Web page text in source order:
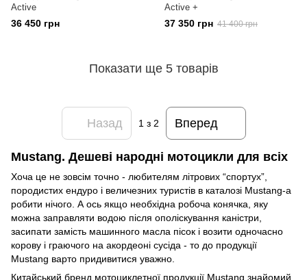
Active
36 450 грн
Active +
37 350 грн 41 400 грн
Показати ще 5 товарів
Назад 1 з 2 Вперед
Mustang. Дешеві народні мотоцикли для всіх
Хоча це не зовсім точно - любителям літрових “спортух”,
породистих ендуро і величезних туристів в каталозі Mustang-а
робити нічого. А ось якщо необхідна робоча конячка, яку
можна заправляти водою після ополіскування каністри,
засипати замість машинного масла пісок і возити одночасно
корову і граючого на акордеоні сусіда - то до продукції
Mustang варто придивитися уважно.
Китайський бренд мотоциклетної продукції Mustang знайомий